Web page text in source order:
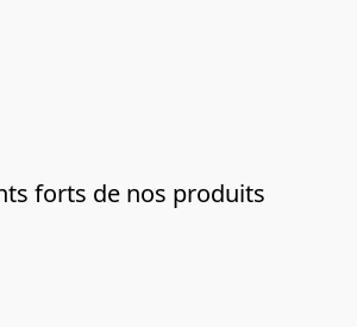
forts de nos produits